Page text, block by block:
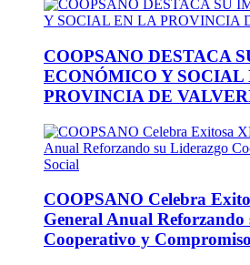
COOPSANO DESTACA
ECONÓMICO Y SOCIAL
PROVINCIA DE
COOPSANO Celebra
General Anual Reforzando
Cooperativo y